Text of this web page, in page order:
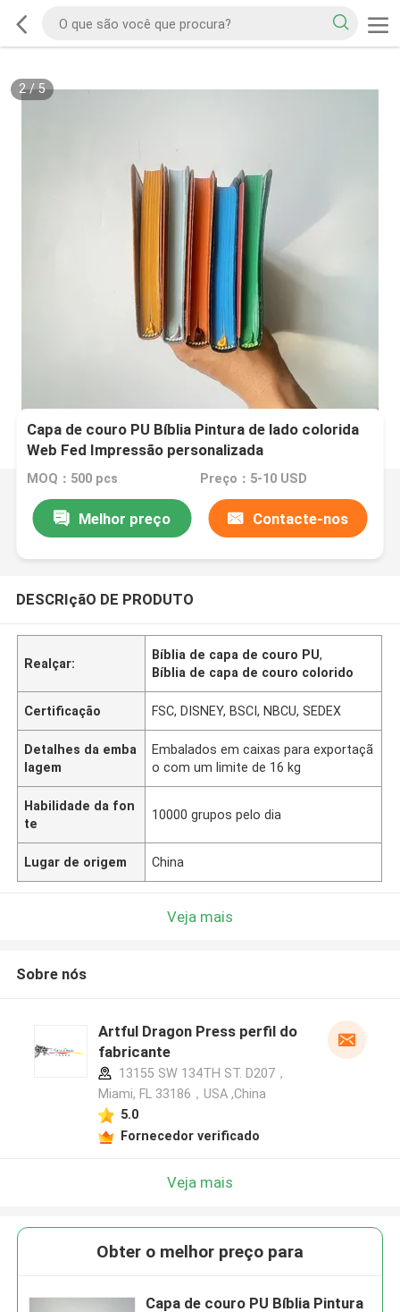
2/5
Capa de couro PU Bíblia Pintura de lado colorida
Web Fed Impressão personalizada
MOQ：500 pcs Preço：5-10 USD
Melhor preço Contacte-nos
DESCRIçãO DE PRODUTO
Realçar:
Bíblia de capa de couro PU,
Bíblia de capa de couro colorido
Certificação FSC, DISNEY, BSCI, NBCU, SEDEX
Detalhes da emba
lagem
Embalados em caixas para exportaçã
o com um limite de 16 kg
Habilidade da fon
te
10000 grupos pelo dia
Lugar de origem China
Veja mais
Sobre nós
Artful Dragon Press perfil do
fabricante
13155 SW 134TH ST. D207，
Miami, FL 33186，USA ,China
5.0
Fornecedor verificado
Veja mais
Obter o melhor preço para
Capa de couro PU Bíblia Pintura